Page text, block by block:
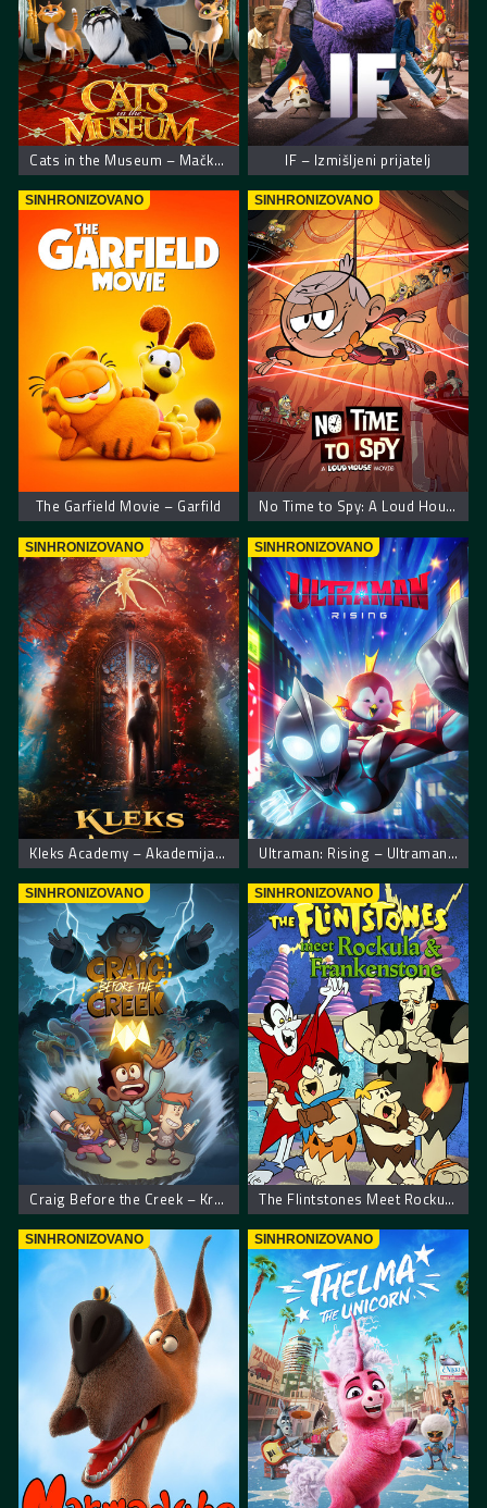
Cats in the Museum – Mačke u muzeju IF – Izmišljeni prijatelj
SINHRONIZOVANO
The Garfield Movie – Garfild
SINHRONIZOVANO
No Time to Spy: A Loud House Movie – Kuća buka nije vreme za špijuniranje
SINHRONIZOVANO
Kleks Academy – Akademija gospodina Kleksa
SINHRONIZOVANO
Ultraman: Rising – Ultraman: Uspon
SINHRONIZOVANO
Craig Before the Creek – Kreg sa potoka
SINHRONIZOVANO
The Flintstones Meet Rockula and Frankenstone – Kremenkovi u dvorcu grofa Drakule
SINHRONIZOVANO SINHRONIZOVANO